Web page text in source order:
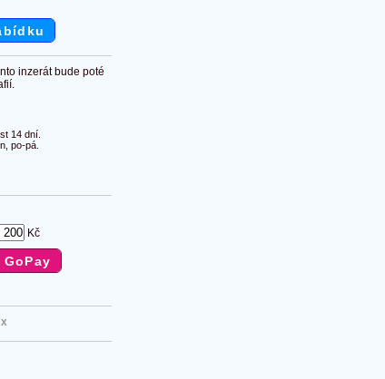
inzerát bude poté
14 dní.
po-pá.
Kč